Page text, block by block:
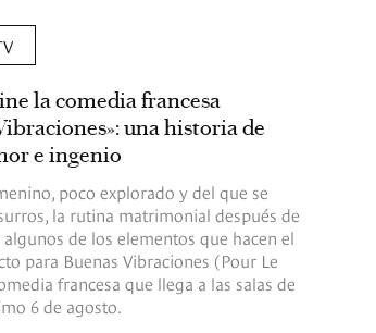
la comedia francesa
una historia de
e ingenio
poco explorado y del que se
la rutina matrimonial después de
algunos de los elementos que hacen el
para Buenas Vibraciones (Pour Le
francesa que llega a las salas de
6 de agosto.